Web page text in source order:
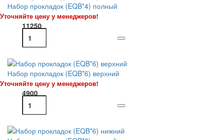
Набор прокладок (EQB*4) полный
Уточняйте цену у менеджеров!
11250
Набор прокладок (EQB*6) верхний
Уточняйте цену у менеджеров!
4900